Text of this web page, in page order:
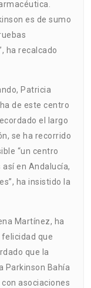
es de sumo
ha recalcado
Patricia
de este centro
el largo
se ha recorrido
“un centro
así en Andalucía,
ha insistido la
Martínez, ha
que
que la
Parkinson Bahía
asociaciones